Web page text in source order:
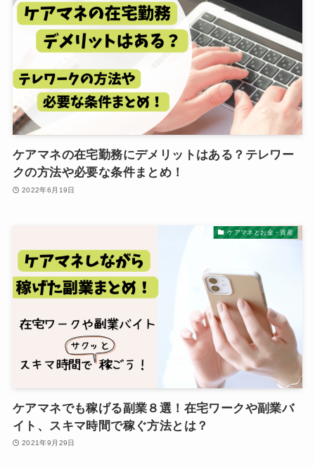
ケアマネの在宅勤務にデメリットはある？テレワー
クの方法や必要な条件まとめ！
2022年6月19日
ケアマネとお金・資産
ケアマネでも稼げる副業８選！在宅ワークや副業バ
イト、スキマ時間で稼ぐ方法とは？
2021年9月29日